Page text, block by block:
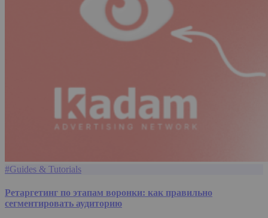
#Guides & Tutorials
Ретаргетинг по этапам воронки: как правильно
сегментировать аудиторию